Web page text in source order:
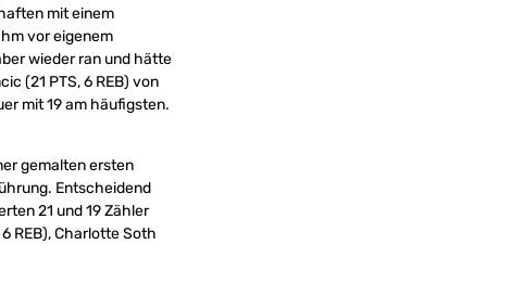
mit einem
vor eigenem
wieder ran und hätte
(21 PTS, 6 REB) von
mit 19 am häufigsten.
gemalten ersten
Entscheidend
21 und 19 Zähler
REB), Charlotte Soth